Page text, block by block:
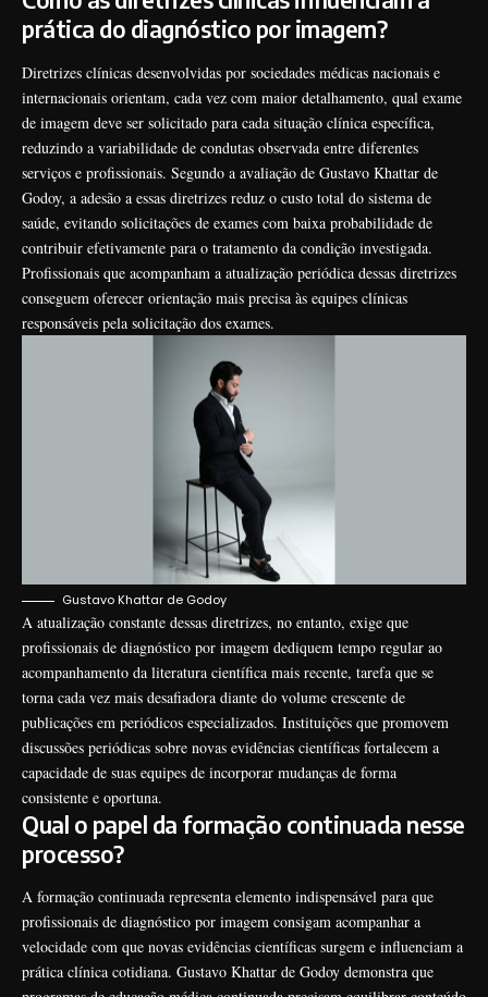
prática do diagnóstico por imagem?
Diretrizes clínicas desenvolvidas por sociedades médicas nacionais e
internacionais orientam, cada vez com maior detalhamento, qual exame
de imagem deve ser solicitado para cada situação clínica específica,
reduzindo a variabilidade de condutas observada entre diferentes
serviços e profissionais. Segundo a avaliação de Gustavo Khattar de
Godoy, a adesão a essas diretrizes reduz o custo total do sistema de
saúde, evitando solicitações de exames com baixa probabilidade de
contribuir efetivamente para o tratamento da condição investigada.
Profissionais que acompanham a atualização periódica dessas diretrizes
conseguem oferecer orientação mais precisa às equipes clínicas
responsáveis pela solicitação dos exames.
Gustavo Khattar de Godoy
A atualização constante dessas diretrizes, no entanto, exige que
profissionais de diagnóstico por imagem dediquem tempo regular ao
acompanhamento da literatura científica mais recente, tarefa que se
torna cada vez mais desafiadora diante do volume crescente de
publicações em periódicos especializados. Instituições que promovem
discussões periódicas sobre novas evidências científicas fortalecem a
capacidade de suas equipes de incorporar mudanças de forma
consistente e oportuna.
Qual o papel da formação continuada nesse
processo?
A formação continuada representa elemento indispensável para que
profissionais de diagnóstico por imagem consigam acompanhar a
velocidade com que novas evidências científicas surgem e influenciam a
prática clínica cotidiana. Gustavo Khattar de Godoy demonstra que